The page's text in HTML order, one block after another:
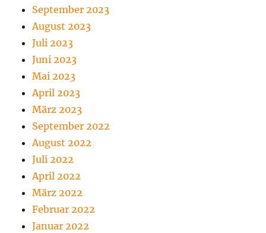
September 2023
August 2023
Juli 2023
Juni 2023
Mai 2023
April 2023
März 2023
September 2022
August 2022
Juli 2022
April 2022
März 2022
Februar 2022
Januar 2022